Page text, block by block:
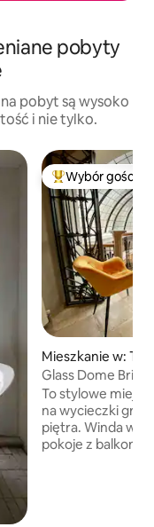
pobyty
pobyt są wysoko
i nie tylko.
Wybór gości
Mieszkanie w:
Glass Dome
To stylowe
na wycieczki
piętra. Winda w
pokoje z